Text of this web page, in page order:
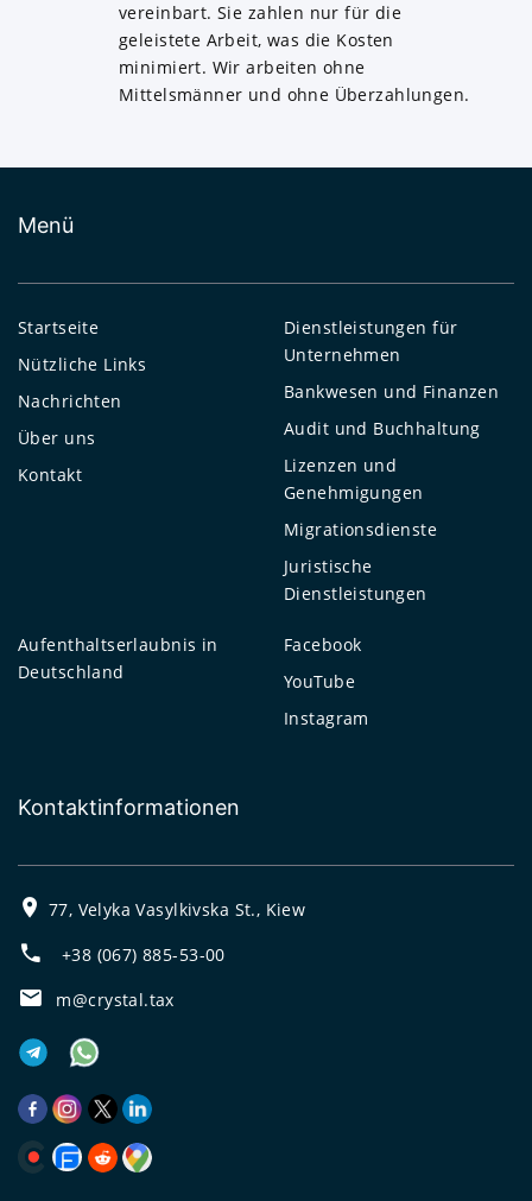
vereinbart. Sie zahlen nur für die
geleistete Arbeit, was die Kosten
minimiert. Wir arbeiten ohne
Mittelsmänner und ohne Überzahlungen.
Menü
Startseite
Nützliche Links
Nachrichten
Über uns
Kontakt
Dienstleistungen für
Unternehmen
Bankwesen und Finanzen
Audit und Buchhaltung
Lizenzen und
Genehmigungen
Migrationsdienste
Juristische
Dienstleistungen
Aufenthaltserlaubnis in
Deutschland
Facebook
YouTube
Instagram
Kontaktinformationen
77, Velyka Vasylkivska St., Kiew
+38 (067) 885-53-00
m@crystal.tax